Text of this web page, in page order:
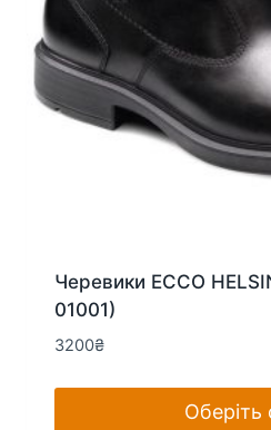
Черевики ECCO
01001)
3200₴
Оберіть